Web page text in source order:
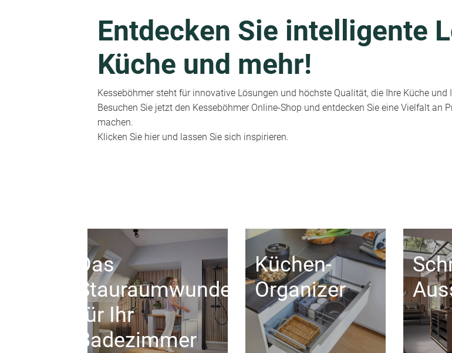
Entdecken Sie intelligente
Küche und mehr!
Kesseböhmer steht für innovative Lösungen und höchste Qualität, die Ihre Küche und
Besuchen Sie jetzt den Kesseböhmer Online-Shop und entdecken Sie eine Vielfalt
machen.
Klicken Sie hier und lassen Sie sich inspirieren.
Das
Stauraumwunder
für Ihr
Badezimmer
Küchen-
Organizer